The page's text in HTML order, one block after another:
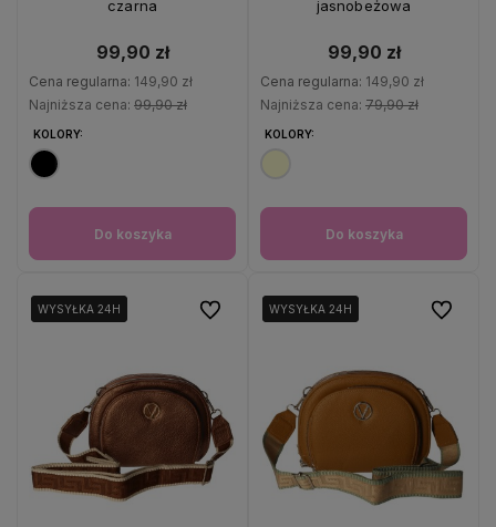
czarna
99,90 zł
Cena regularna: 149,90 zł
Najniższa cena: 99,90 zł
KOLORY:
Do koszyka
jasnobeżowa
99,90 zł
Cena regularna: 149,90 zł
Najniższa cena: 79,90 zł
KOLORY:
Do koszyka
WYSYŁKA 24H
WYSYŁKA 24H Do ulubionychWYSYŁKA 24H
WYSYŁKA 24H Do